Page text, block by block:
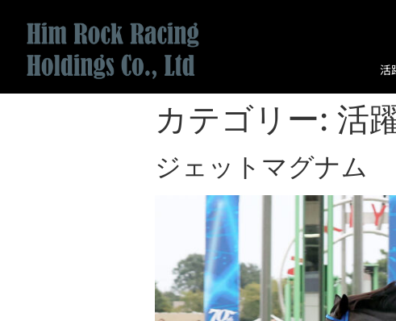
活
カテゴリー: 活
ジェットマグナム